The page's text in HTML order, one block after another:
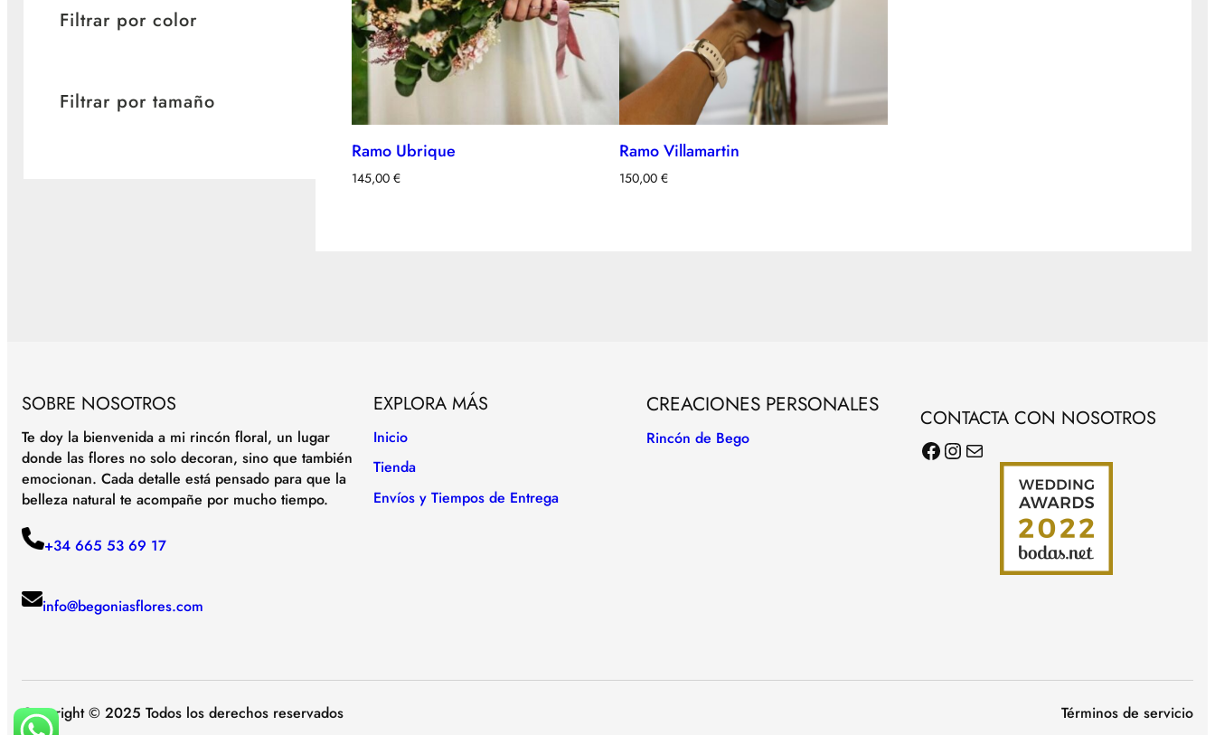
Filtrar por color
Filtrar por tamaño
Ramo Ubrique
145,00 €
Ramo Villamartin
150,00€
SOBRE NOSOTROS
Te doy la bienvenida a mi rincón floral, un lugar
donde las flores no solo decoran, sino que también
emocionan. Cada detalle está pensado para que la
belleza natural te acompañe por mucho tiempo.
+34 665 53 69 17
info@begoniasflores.com
EXPLORA MÁS
Inicio
Tienda
Envíos y Tiempos de Entrega
CREACIONES PERSONALES
Rincón de Bego
CONTACTA CON NOSOTROS
Facebook Instagram Correo electrónico
Copyright © 2025 Todos los derechos reservados Términos de servicio